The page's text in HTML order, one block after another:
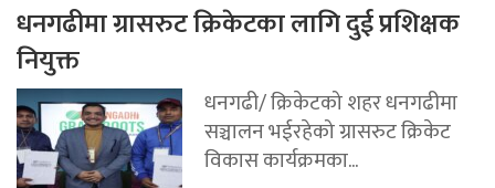
धनगढीमा ग्रासरुट क्रिकेटका लागि दुई प्रशिक्षक
नियुक्त
धनगढी/ क्रिकेटको शहर धनगढीमा
सञ्चालन भईरहेको ग्रासरुट क्रिकेट
विकास कार्यक्रमका...